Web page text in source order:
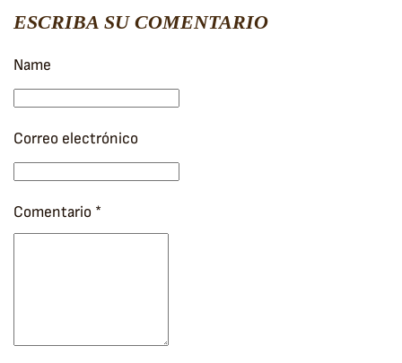
ESCRIBA SU COMENTARIO
Name
Correo electrónico
Comentario *